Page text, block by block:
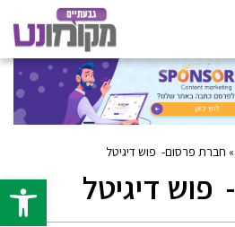
פתח
» חברת פרסום- פוש דיגיטל
דיגיטל